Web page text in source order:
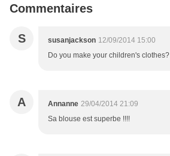
Commentaires
S susanjackson 12/09/2014 15:00
Do you make your children's clothes?
A Annanne 29/04/2014 21:09
Sa blouse est superbe !!!!